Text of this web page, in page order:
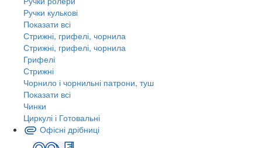
Ручки кулькові
Показати всі
Стрижні, грифелі, чорнила
Стрижні, грифелі, чорнила
Грифелі
Стрижні
Чорнило і чорнильні патрони, туш
Показати всі
Чинки
Циркулі і Готовальні
Офісні дрібниці